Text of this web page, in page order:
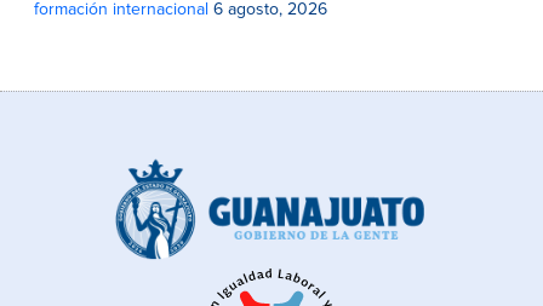
formación internacional 6 agosto, 2026